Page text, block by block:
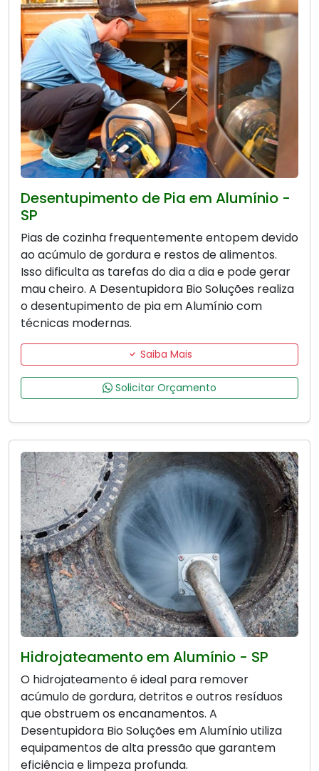
Desentupimento de Pia em Alumínio -
SP
Pias de cozinha frequentemente entopem devido
ao acúmulo de gordura e restos de alimentos.
Isso dificulta as tarefas do dia a dia e pode gerar
mau cheiro. A Desentupidora Bio Soluções realiza
o desentupimento de pia em Alumínio com
técnicas modernas.
Saiba Mais
Solicitar Orçamento
Hidrojateamento em Alumínio - SP
O hidrojateamento é ideal para remover
acúmulo de gordura, detritos e outros resíduos
que obstruem os encanamentos. A
Desentupidora Bio Soluções em Alumínio utiliza
equipamentos de alta pressão que garantem
eficiência e limpeza profunda.